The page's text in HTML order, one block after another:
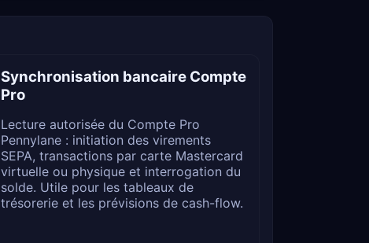
Synchronisation bancaire Compte
Pro
Lecture autorisée du Compte Pro
Pennylane : initiation des virements
SEPA, transactions par carte Mastercard
virtuelle ou physique et interrogation du
solde. Utile pour les tableaux de
trésorerie et les prévisions de cash-flow.